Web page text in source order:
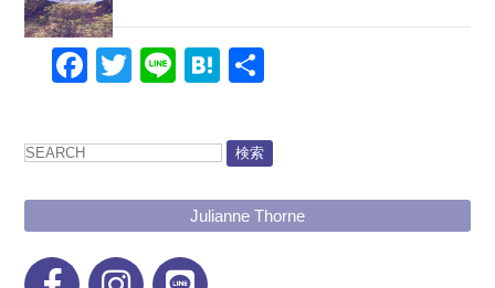
Facebook
Twitter
LineHatena
検索
Julianne Thorne